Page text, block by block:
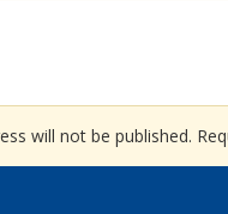
will not be published.